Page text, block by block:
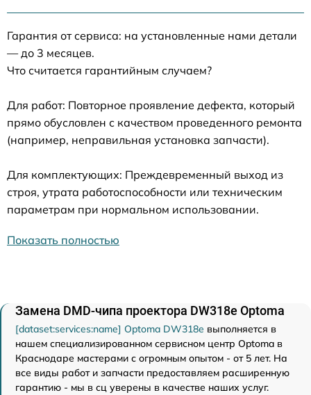
Гарантия от сервиса: на установленные нами детали
— до 3 месяцев.
Что считается гарантийным случаем?
Для работ: Повторное проявление дефекта, который
прямо обусловлен с качеством проведенного ремонта
(например, неправильная установка запчасти).
Для комплектующих: Преждевременный выход из
строя, утрата работоспособности или техническим
параметрам при нормальном использовании.
Показать полностью
Замена DMD-чипа проектора DW318e Optoma
[dataset:services:name] Optoma DW318e выполняется в
нашем специализированном сервисном центр Optoma в
Краснодаре мастерами с огромным опытом - от 5 лет. На
все виды работ и запчасти предоставляем расширенную
гарантию - мы в сц уверены в качестве наших услуг.